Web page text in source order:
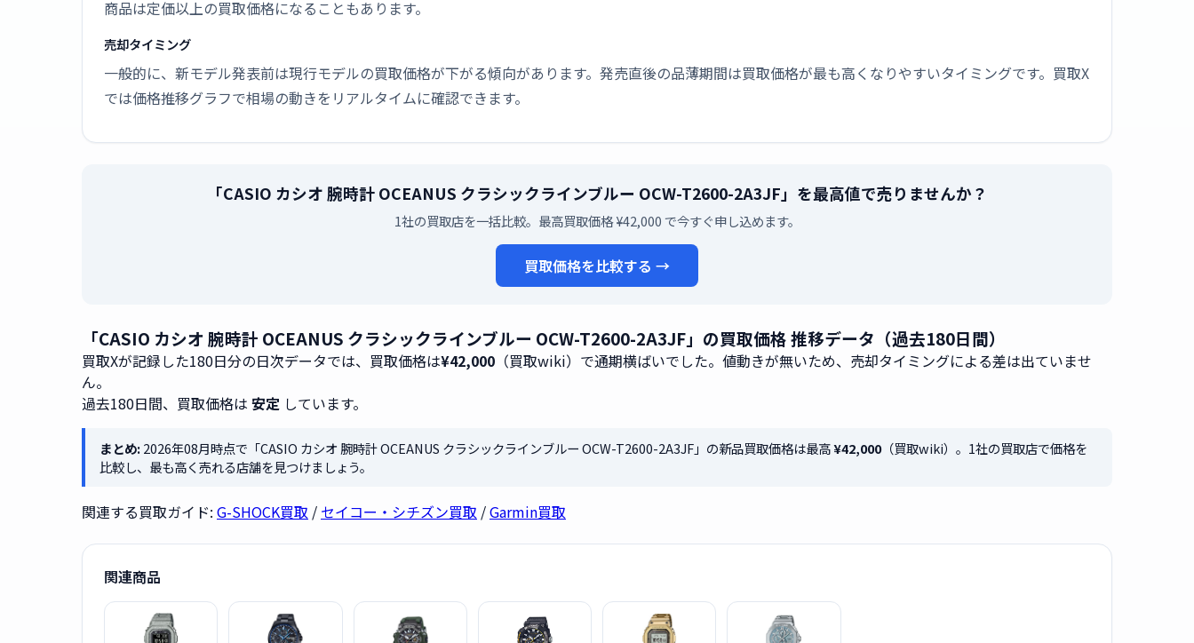
商品は定価以上の買取価格になることもあります。
売却タイミング
一般的に、新モデル発表前は現行モデルの買取価格が下がる傾向があります。発売直後の品薄期間は買取価格が最も高くなりやすいタイミングです。買取X
では価格推移グラフで相場の動きをリアルタイムに確認できます。
「CASIO カシオ 腕時計 OCEANUS クラシックラインブルー OCW-T2600-2A3JF」を最高値で売りませんか？
1社の買取店を一括比較。最高買取価格 ¥42,000 で今すぐ申し込めます。
買取価格を比較する →
「CASIO カシオ 腕時計 OCEANUS クラシックラインブルー OCW-T2600-2A3JF」の買取価格 推移データ（過去180日間）
買取Xが記録した180日分の日次データでは、買取価格は¥42,000 （買取wiki）で通期横ばいでした。値動きが無いため、売却タイミングによる差は出ていませ
ん。
過去180日間、買取価格は 安定 しています。
まとめ:2026年08月時点で「CASIO カシオ 腕時計 OCEANUS クラシックラインブルー OCW-T2600-2A3JF」の新品買取価格は最高¥42,000（買取wiki）。1社の買取店で価格を
比較し、最も高く売れる店舗を見つけましょう。
関連する買取ガイド: G-SHOCK買取 / セイコー・シチズン買取 /Garmin買取
関連商品